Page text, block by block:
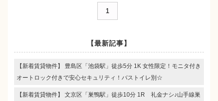
1
【最新記事】
【新着賃貸物件】 豊島区「池袋駅」徒歩5分 1K 女性限定！モニタ付き
オートロック付きで安心セキュリティ！バストイレ別☆
【新着賃貸物件】 文京区「巣鴨駅」徒歩10分 1R 礼金ナシ♪山手線巣